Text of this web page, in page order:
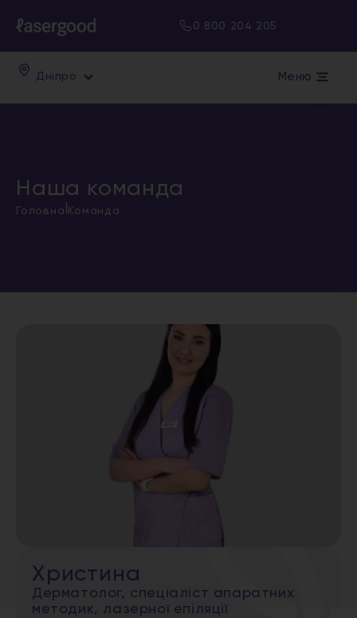
0 800 204 205
Дніпро Меню
Наша команда
Головна Команда
Христина
Дерматолог, спеціаліст апаратних
методик, лазерної епіляції